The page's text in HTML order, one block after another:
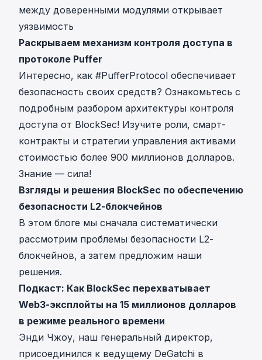
между доверенными модулями открывает
уязвимость
Раскрываем механизм контроля доступа в
протоколе Puffer
Интересно, как #PufferProtocol обеспечивает
безопасность своих средств? Ознакомьтесь с
подробным разбором архитектуры контроля
доступа от BlockSec! Изучите роли, смарт-
контракты и стратегии управления активами
стоимостью более 900 миллионов долларов.
Знание — сила!
Взгляды и решения BlockSec по обеспечению
безопасности L2-блокчейнов
В этом блоге мы сначала систематически
рассмотрим проблемы безопасности L2-
блокчейнов, а затем предложим наши
решения.
Подкаст: Как BlockSec перехватывает
Web3-эксплойты на 15 миллионов долларов
в режиме реального времени
Энди Чжоу, наш генеральный директор,
присоединился к ведущему DeGatchi в